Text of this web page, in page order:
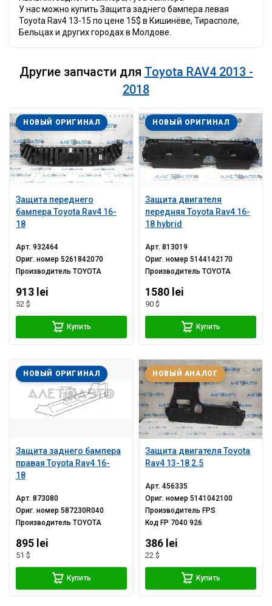
У нас можно купить Защита заднего бампера левая
Toyota Rav4 13-15 по цене 15$ в Кишинёве, Тирасполе,
Бельцах и других городах в Молдове.
Другие запчасти для Toyota RAV4 2013 -
2018
Защита переднего
бампера Toyota Rav4 16-
18
НОВЫЙ ОРИГИНАЛ
Арт.932464
Ориг. номер5261842070
ПроизводительTOYOTA
913 lei
52 $
Купить
Защита двигателя
передняя Toyota Rav4 16-
18 hybrid
НОВЫЙ ОРИГИНАЛ
Арт.813019
Ориг. номер5144142170
ПроизводительTOYOTA
1580 lei
90 $
Купить
Защита заднего бампера
правая Toyota Rav4 16-
18
НОВЫЙ ОРИГИНАЛ
Арт.873080
Ориг. номер587230R040
ПроизводительTOYOTA
895 lei
51 $
Купить
Защита двигателя Toyota
Rav4 13-18 2.5
НОВЫЙ АНАЛОГ
Арт.456335
Ориг. номер5141042100
Производитель FPS
Код FP 7040 926
386 lei
22 $
Купить